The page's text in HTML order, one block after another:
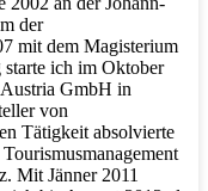
der
mit dem Magisterium
starte ich im Oktober
GmbH in
von
Tätigkeit absolvierte
Mit Jänner 2011